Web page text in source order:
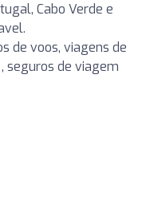
Cabo Verde e
de voos, viagens de
seguros de viagem